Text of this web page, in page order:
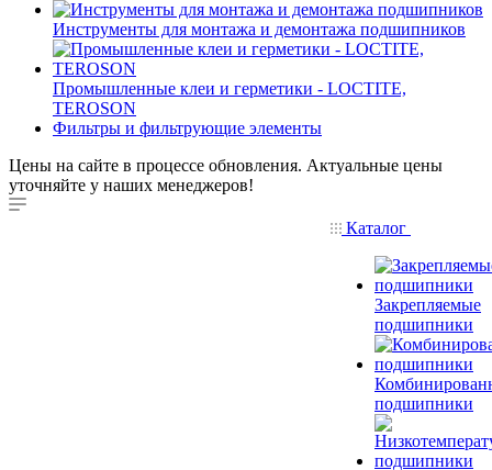
Инструменты для монтажа и демонтажа подшипников
Промышленные клеи и герметики - LOCTITE,
TEROSON
Фильтры и фильтрующие элементы
Цены на сайте в процессе обновления. Актуальные цены
уточняйте у наших менеджеров!
Каталог
Закрепляемые
подшипники
подшипники